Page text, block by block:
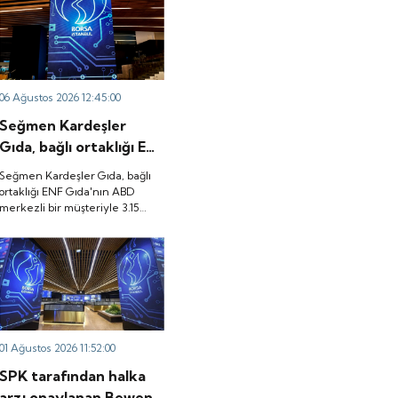
06 Ağustos 2026 12:45:00
Seğmen Kardeşler
Gıda, bağlı ortaklığı ENF
Gıda'nın ABD merkezli
bir müşteriyle 3.15
milyon dolarlık ürün
imzaladığını duyurdu.
Seğmen Kardeşler Gıda, bağlı
ortaklığı ENF Gıda'nın ABD
merkezli bir müşteriyle 3.15
sözleşmesi imzaladığını
duyurdu.
01 Ağustos 2026 11:52:00
SPK tarafından halka